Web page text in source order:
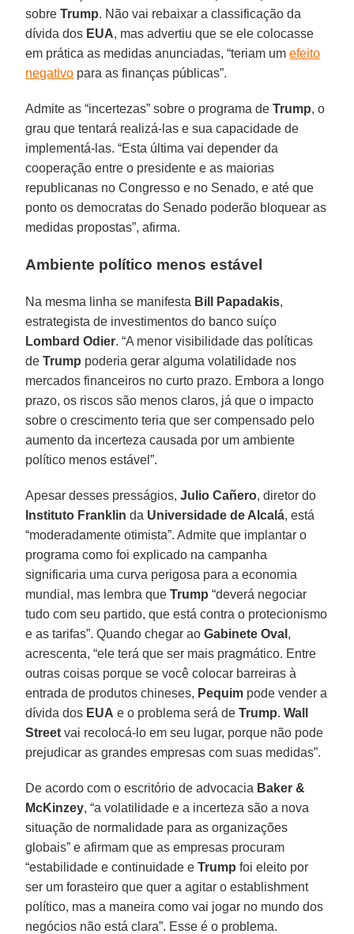
sobreTrump. Não vai rebaixar a classificação da
dívida dos EUA, mas advertiu que se ele colocasse
em prática as medidas anunciadas, “teriam umefeito
negativo para as finanças públicas”.
Admite as “incertezas” sobre o programa deTrump, o
grau que tentará realizá-las e sua capacidade de
implementá-las. “Esta última vai depender da
cooperação entre o presidente e as maiorias
republicanas no Congresso e no Senado, e até que
ponto os democratas do Senado poderão bloquear as
medidas propostas”, afirma.
Ambiente político menos estável
Na mesma linha se manifesta Bill Papadakis,
estrategista de investimentos do banco suíço
Lombard Odier. “A menor visibilidade das políticas
deTrump poderia gerar alguma volatilidade nos
mercados financeiros no curto prazo. Embora a longo
prazo, os riscos são menos claros, já que o impacto
sobre o crescimento teria que ser compensado pelo
aumento da incerteza causada por um ambiente
político menos estável”.
Apesar desses presságios,Julio Cañero, diretor do
Instituto Franklin da Universidade de Alcalá, está
“moderadamente otimista”. Admite que implantar o
programa como foi explicado na campanha
significaria uma curva perigosa para a economia
mundial, mas lembra queTrump “deverá negociar
tudo com seu partido, que está contra o protecionismo
e as tarifas”. Quando chegar aoGabinete Oval ,
acrescenta, “ele terá que ser mais pragmático. Entre
outras coisas porque se você colocar barreiras à
entrada de produtos chineses, Pequim pode vender a
dívida dos EUA e o problema será deTrump.Wall
Street vai recolocá-lo em seu lugar, porque não pode
prejudicar as grandes empresas com suas medidas”.
De acordo com o escritório de advocacia Baker &
McKinzey, “a volatilidade e a incerteza são a nova
situação de normalidade para as organizações
globais” e afirmam que as empresas procuram
“estabilidade e continuidade eTrump foi eleito por
ser um forasteiro que quer a agitar o establishment
político, mas a maneira como vai jogar no mundo dos
negócios não está clara”. Esse é o problema.